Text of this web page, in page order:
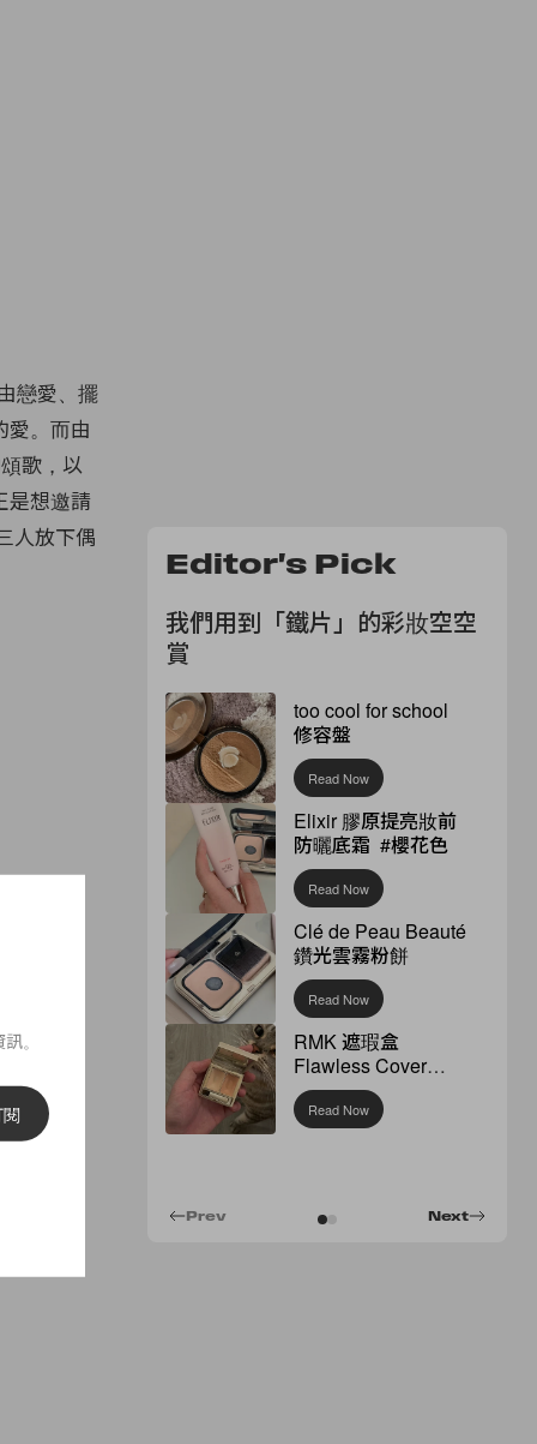
戀愛、擺
愛。而由
歌，以
是想邀請
人放下偶
Editor's Pick
我們用到「鐵片」的彩妝空空
賞
too cool for school
修容盤
Read Now
Elixir 膠原提亮妝前
防曬底霜 #櫻花色
Read Now
Clé de Peau Beauté
鑽光雲霧粉餅
Read Now
RMK 遮瑕盒
Flawless Cover
Concealer
Read Now
Next
Prev
。